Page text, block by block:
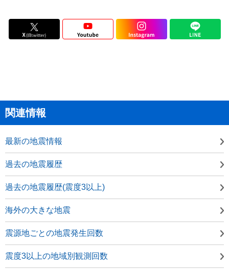
関連情報
最新の地震情報
過去の地震履歴
過去の地震履歴(震度3以上)
海外の大きな地震
震源地ごとの地震発生回数
震度3以上の地域別観測回数